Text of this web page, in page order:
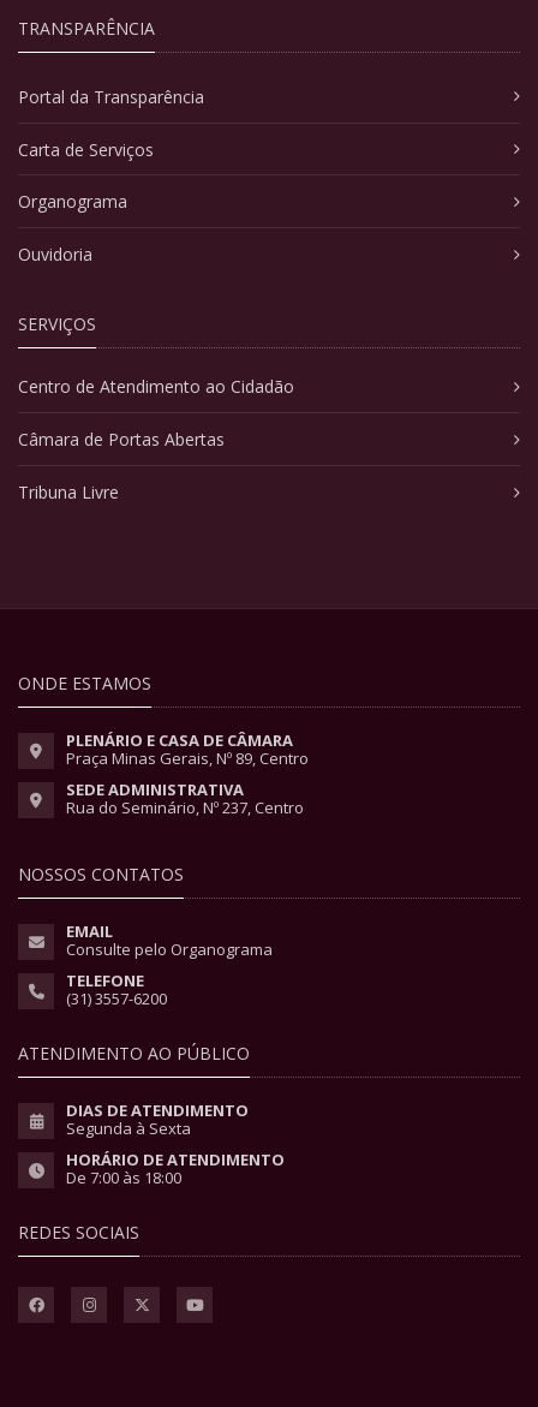
TRANSPARÊNCIA
Portal da Transparência
Carta de Serviços
Organograma
Ouvidoria
SERVIÇOS
Centro de Atendimento ao Cidadão
Câmara de Portas Abertas
Tribuna Livre
ONDE ESTAMOS
PLENÁRIO E CASA DE CÂMARA
Praça Minas Gerais, Nº 89, Centro
SEDE ADMINISTRATIVA
Rua do Seminário, Nº 237, Centro
NOSSOS CONTATOS
EMAIL
Consulte pelo Organograma
TELEFONE
(31) 3557-6200
ATENDIMENTO AO PÚBLICO
DIAS DE ATENDIMENTO
Segunda à Sexta
HORÁRIO DE ATENDIMENTO
De 7:00 às 18:00
REDES SOCIAIS